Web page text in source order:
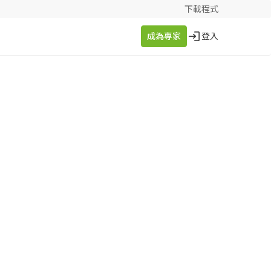
下載程式
成為專家 登入